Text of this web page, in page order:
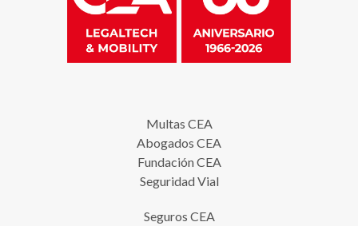
Multas CEA
Abogados CEA
Fundación CEA
Seguridad Vial
Seguros CEA